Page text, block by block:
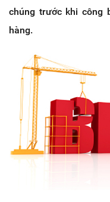
chúng trước khi công
hàng.